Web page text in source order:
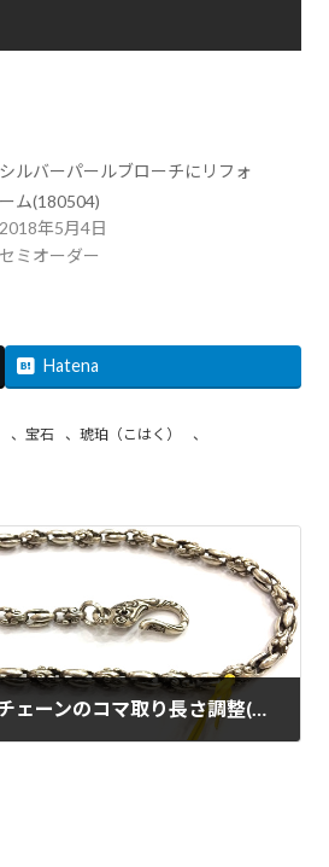
シルバーパールブローチにリフォ
ーム(180504)
2018年5月4日
セミオーダー
Hatena
、 宝石 、琥珀（こはく）
、
ウォレットチェーンのコマ取り長さ調整(160924)